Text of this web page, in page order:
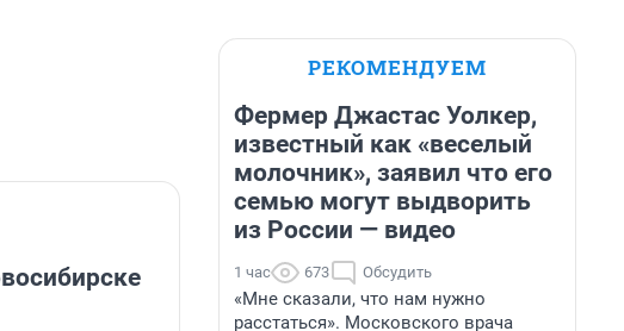
РЕКОМЕНДУЕМ
Фермер Джастас Уолкер,
известный как «веселый
молочник», заявил что его
семью могут выдворить
из России — видео
1 час 673 Обсудить
«Мне сказали, что нам нужно
расстаться». Московского врача